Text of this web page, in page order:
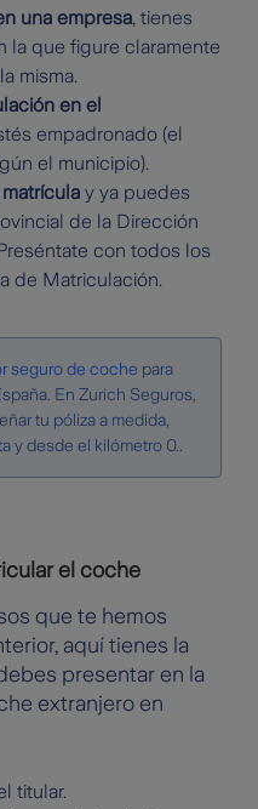
una empresa, tienes
la que figure claramente
misma.
en el
empadronado (el
el municipio).
y ya puedes
de la Dirección
con todos los
de Matriculación.
seguro de coche para
En Zurich Seguros,
tu póliza a medida,
y desde el kilómetro 0..
el coche
que te hemos
aquí tienes la
presentar en la
extranjero en
titular.